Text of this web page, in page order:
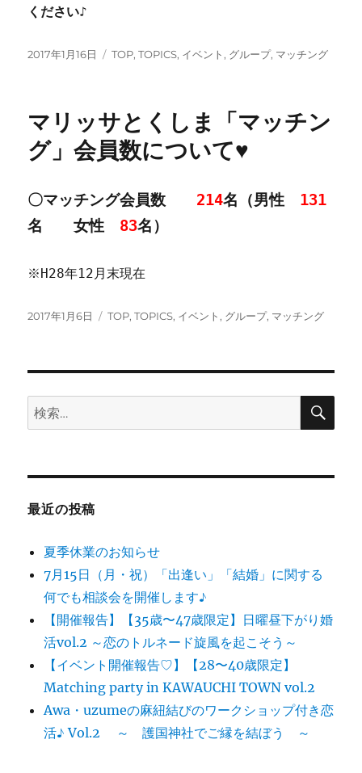
ください♪
投
2017年1月16日
カ
ー
TOP,TOPICS, イベント, グループ, マッチング
マリッサとくしま「マッチン
グ」会員数について♥
〇マッチング会員数 214名（男性 131
名 女性 83名）
※H28年12月末現在
投
2017年1月6日
カ
TOP,TOPICS, イベント, グループ, マッチング
検
索:
検
最近の投稿
夏季休業のお知らせ
7月15日（月・祝）「出逢い」「結婚」に関する
何でも相談会を開催します♪
【開催報告】【35歳〜47歳限定】日曜昼下がり婚
活vol.2 ～恋のトルネード旋風を起こそう～
【イベント開催報告♡】【28〜40歳限定】
Matching party in KAWAUCHI TOWN vol.2
Awa・uzumeの麻紐結びのワークショップ付き恋
活♪ Vol.2 ～ 護国神社でご縁を結ぼう ～